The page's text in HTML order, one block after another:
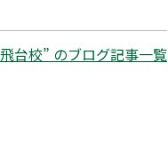
台校” のブログ記事一覧